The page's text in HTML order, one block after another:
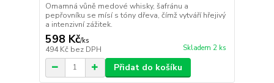
Omamná vůně medové whisky, šafránu a
pepřovníku se mísí s tóny dřeva, čímž vytváří hřejivý
a intenzivní zážitek.
598 Kč/ks
494 Kč bez DPH Skladem 2 ks
Přidat do košíku